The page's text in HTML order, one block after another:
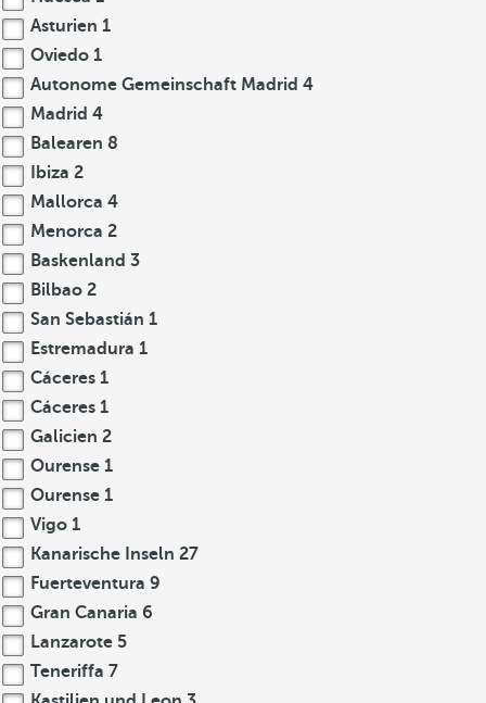
Asturien 1
Oviedo 1
Autonome Gemeinschaft Madrid 4
Madrid 4
Balearen 8
Ibiza 2
Mallorca 4
Menorca 2
Baskenland 3
Bilbao 2
San Sebastián 1
Estremadura 1
Cáceres 1
Cáceres 1
Galicien 2
Ourense 1
Ourense 1
Vigo 1
Kanarische Inseln 27
Fuerteventura 9
Gran Canaria 6
Lanzarote 5
Teneriffa 7